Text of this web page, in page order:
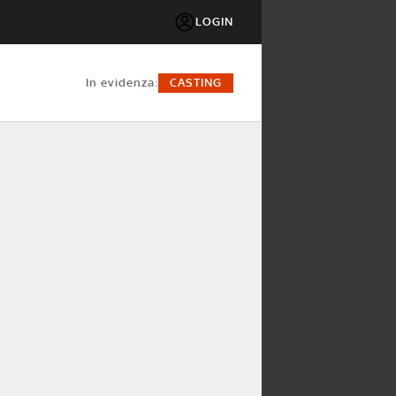
LOGIN
in evidenza: CASTING